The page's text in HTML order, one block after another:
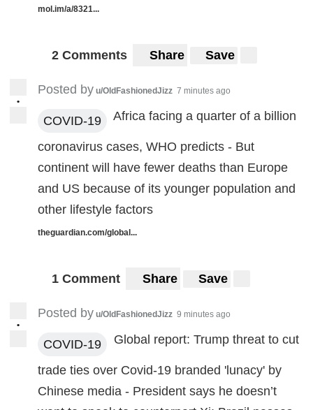
mol.im/a/8321...
2 Comments Share Save
•
Posted by u/OldFashionedJizz 7 minutes ago
COVID-19 Africa facing a quarter of a billion
coronavirus cases, WHO predicts - But
continent will have fewer deaths than Europe
and US because of its younger population and
other lifestyle factors
theguardian.com/global...
1 Comment Share Save
•
Posted by u/OldFashionedJizz 9 minutes ago
COVID-19 Global report: Trump threat to cut
trade ties over Covid-19 branded 'lunacy' by
Chinese media - President says he doesn’t